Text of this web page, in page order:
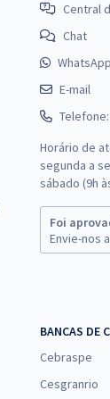
Central
Chat
WhatsApp
E-mail
Horário de
segunda a
sábado (9h
Foi
Envie-nos
BANCAS DE
Cebraspe
Cesgranrio